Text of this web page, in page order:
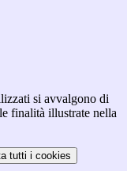
si avvalgono di
finalità illustrate nella
tutti i cookies